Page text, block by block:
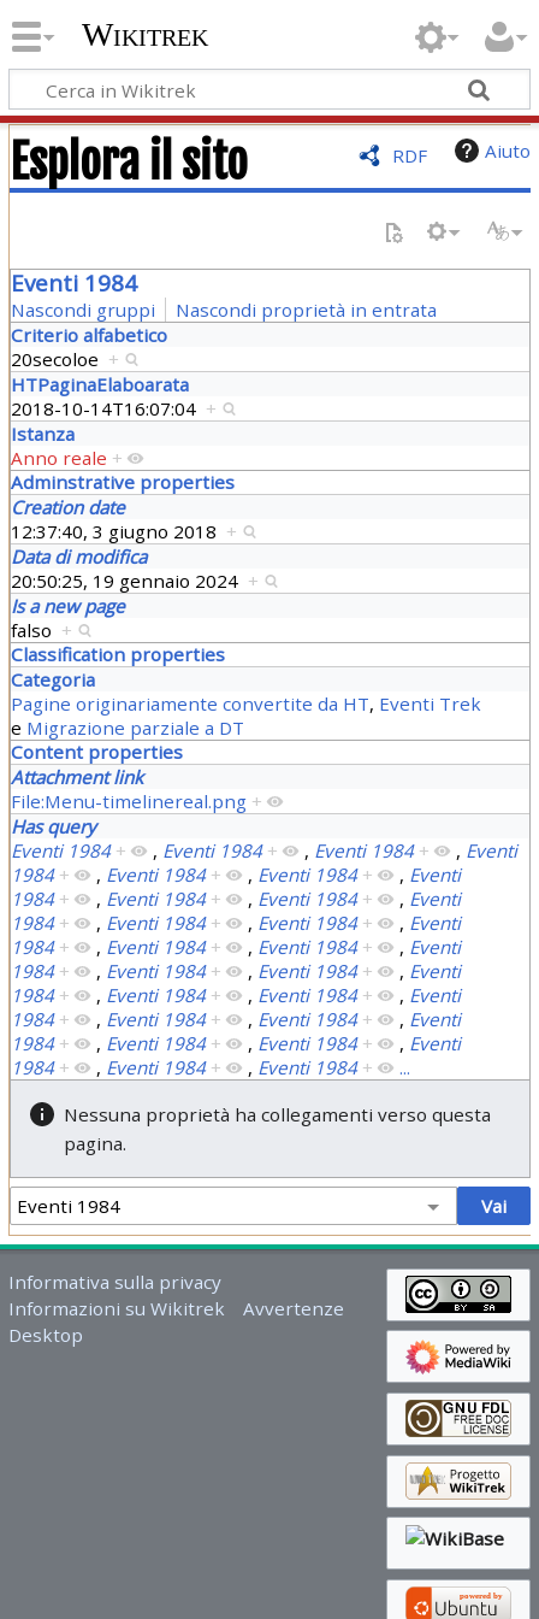
Wikitrek
RDF Aiuto
Esplora il sito
Eventi 1984
Nascondi gruppi
Nascondi proprietà in entrata
Criterio alfabetico
20secoloe +
HTPaginaElaboarata
2018-10-14T16:07:04 +
Istanza
Anno reale +
Adminstrative properties
Creation date
12:37:40, 3 giugno 2018 +
Data di modifica
20:50:25, 19 gennaio 2024 +
Is a new page
falso +
Classification properties
Categoria
Pagine originariamente convertite da HT, Eventi Trek
e Migrazione parziale a DT
Content properties
Attachment link
File:Menu-timelinereal.png +
Has query
Eventi 1984 + , Eventi 1984 + , Eventi 1984 + , Eventi
1984 + , Eventi 1984 + , Eventi 1984 + , Eventi
1984 + , Eventi 1984 + , Eventi 1984 + , Eventi
1984 + , Eventi 1984 + , Eventi 1984 + , Eventi
1984 + , Eventi 1984 + , Eventi 1984 + , Eventi
1984 + , Eventi 1984 + , Eventi 1984 + , Eventi
1984 + , Eventi 1984 + , Eventi 1984 + , Eventi
1984 + , Eventi 1984 + , Eventi 1984 + , Eventi
1984 + , Eventi 1984 + , Eventi 1984 + , Eventi
1984 + , Eventi 1984 + , Eventi 1984 +
...
Nessuna proprietà ha collegamenti verso questa
pagina.
Informativa sulla privacy
Informazioni su Wikitrek
Avvertenze
Desktop